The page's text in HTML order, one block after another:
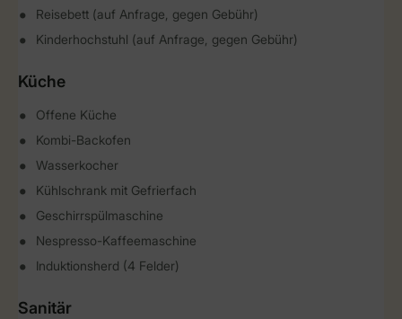
Reisebett (auf Anfrage, gegen Gebühr)
Kinderhochstuhl (auf Anfrage, gegen Gebühr)
Küche
Offene Küche
Kombi-Backofen
Wasserkocher
Kühlschrank mit Gefrierfach
Geschirrspülmaschine
Nespresso-Kaffeemaschine
Induktionsherd (4 Felder)
Sanitär